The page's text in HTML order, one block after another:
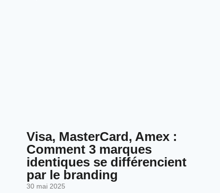
Visa, MasterCard, Amex :
Comment 3 marques
identiques se différencient
par le branding
30 mai 2025